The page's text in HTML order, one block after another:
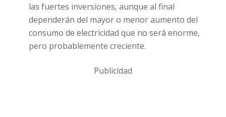
las fuertes inversiones, aunque al final
dependerán del mayor o menor aumento del
consumo de electricidad que no será enorme,
pero probablemente creciente.
Publicidad